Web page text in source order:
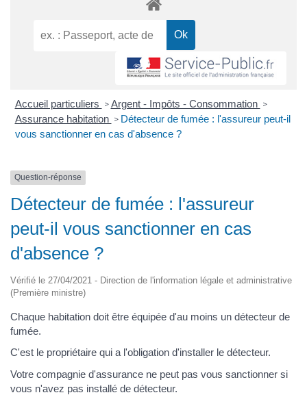
Accueil particuliers > Argent - Impôts - Consommation >
Assurance habitation > Détecteur de fumée : l'assureur peut-il
vous sanctionner en cas d'absence ?
Question-réponse
Détecteur de fumée : l'assureur
peut-il vous sanctionner en cas
d'absence ?
Vérifié le 27/04/2021 - Direction de l'information légale et administrative
(Première ministre)
Chaque habitation doit être équipée d'au moins un détecteur de
fumée.
C'est le propriétaire qui a l'obligation d'installer le détecteur.
Votre compagnie d'assurance ne peut pas vous sanctionner si
vous n'avez pas installé de détecteur.